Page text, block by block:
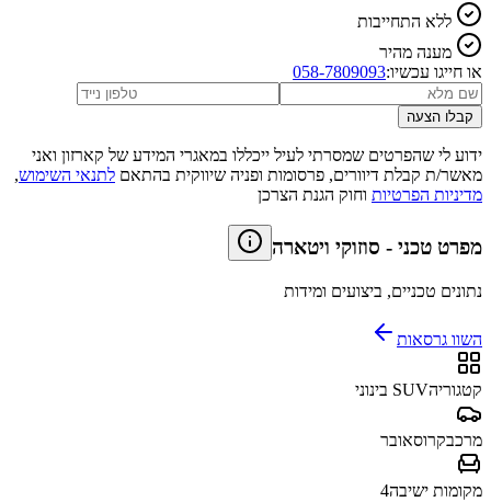
ללא התחייבות
מענה מהיר
או חייגו עכשיו:058-7809093
קבלו הצעה
ידוע לי שהפרטים שמסרתי לעיל ייכללו במאגרי המידע של קארזון ואני
מאשר/ת קבלת דיוורים, פרסומות ופניה שיווקית בהתאם לתנאי השימוש,
מדיניות הפרטיות וחוק הגנת הצרכן
מפרט טכני - סוזוקי ויטארה
נתונים טכניים, ביצועים ומידות
השוו גרסאות
קטגוריהSUV בינוני
מרכבקרוסאובר
מקומות ישיבה4